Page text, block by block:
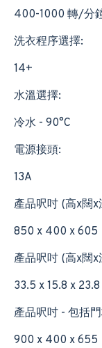
400-1000 轉/分
洗衣程序選擇:
14+
水溫選擇:
冷水 - 90°C
電源接頭:
13A
產品呎吋 (高x闊
850 x 400 x 605
產品呎吋 (高x闊
33.5 x 15.8 x 23.8
產品呎吋 - 包括
900 x 400 x 655